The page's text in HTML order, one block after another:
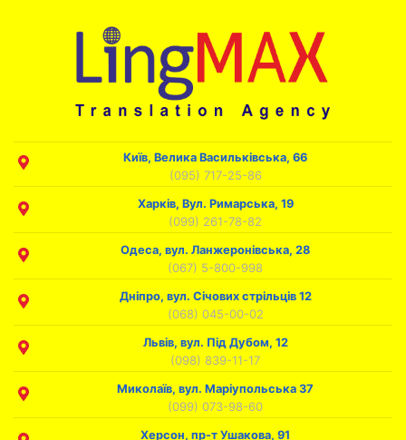
Київ, Велика Васильківська, 66
(095) 717-25-86
Харків, Вул. Римарська, 19
(099) 261-78-82
Одеса, вул. Ланжеронівська, 28
(067) 5-800-998
Дніпро, вул. Січових стрільців 12
(068) 045-00-02
Львів, вул. Під Дубом, 12
(098) 839-11-17
Миколаїв, вул. Маріупольська 37
(099) 073-98-60
Херсон, пр-т Ушакова, 91